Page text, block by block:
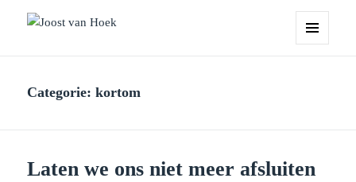
Categorie:kortom
Laten we ons niet meer afsluiten